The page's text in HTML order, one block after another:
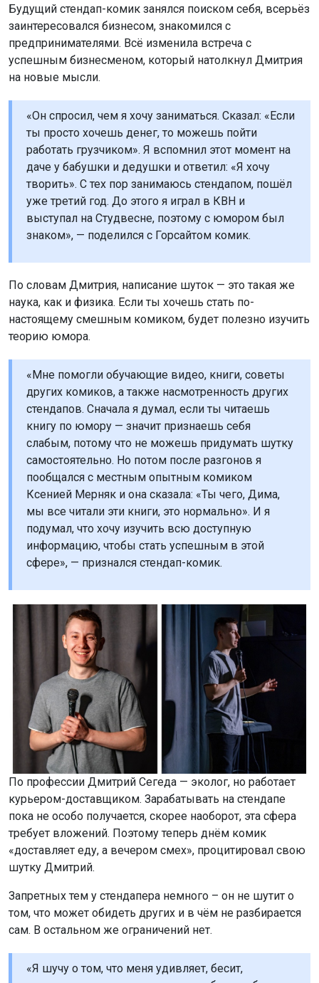
Будущий стендап-комик занялся поиском себя, всерьёз
заинтересовался бизнесом, знакомился с
предпринимателями. Всё изменила встреча с
успешным бизнесменом, который натолкнул Дмитрия
на новые мысли.
«Он спросил, чем я хочу заниматься. Сказал: «Если
ты просто хочешь денег, то можешь пойти
работать грузчиком». Я вспомнил этот момент на
даче у бабушки и дедушки и ответил: «Я хочу
творить». С тех пор занимаюсь стендапом, пошёл
уже третий год. До этого я играл в КВН и
выступал на Студвесне, поэтому с юмором был
знаком», — поделился с Горсайтом комик.
По словам Дмитрия, написание шуток — это такая же
наука, как и физика. Если ты хочешь стать по-
настоящему смешным комиком, будет полезно изучить
теорию юмора.
«Мне помогли обучающие видео, книги, советы
других комиков, а также насмотренность других
стендапов. Сначала я думал, если ты читаешь
книгу по юмору — значит признаешь себя
слабым, потому что не можешь придумать шутку
самостоятельно. Но потом после разгонов я
пообщался с местным опытным комиком
Ксенией Мерняк и она сказала: «Ты чего, Дима,
мы все читали эти книги, это нормально». И я
подумал, что хочу изучить всю доступную
информацию, чтобы стать успешным в этой
сфере», — признался стендап-комик.
По профессии Дмитрий Сегеда — эколог, но работает
курьером-доставщиком. Зарабатывать на стендапе
пока не особо получается, скорее наоборот, эта сфера
требует вложений. Поэтому теперь днём комик
«доставляет еду, а вечером смех», процитировал свою
шутку Дмитрий.
Запретных тем у стендапера немного – он не шутит о
том, что может обидеть других и в чём не разбирается
сам. В остальном же ограничений нет.
«Я шучу о том, что меня удивляет, бесит,